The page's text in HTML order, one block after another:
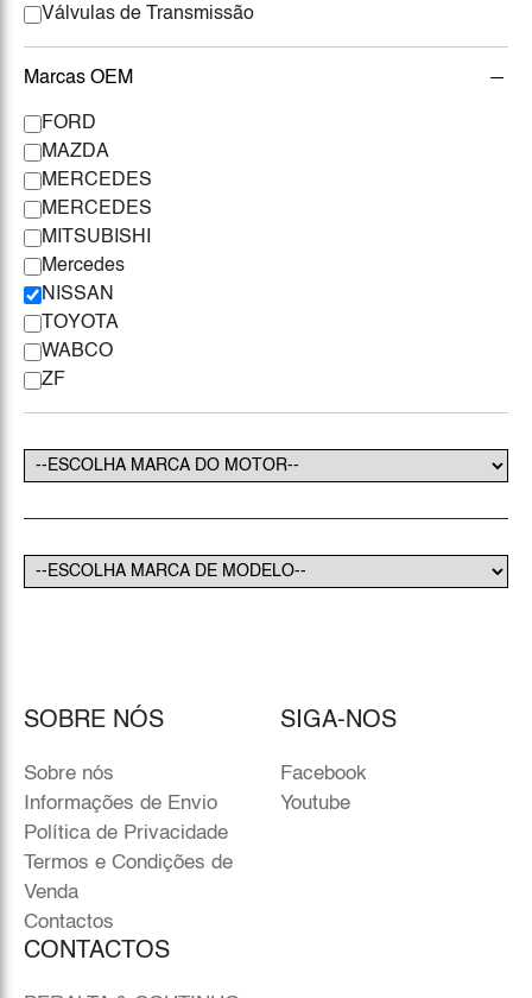
Válvulas de Transmissão
Marcas OEM
FORD
MAZDA
MERCEDES
MERCEDES
MITSUBISHI
Mercedes
NISSAN
TOYOTA
WABCO
ZF
SOBRE NÓS
Sobre nós
Informações de Envio
Política de Privacidade
Termos e Condições de
Venda
Contactos
SIGA-NOS
Facebook
Youtube
CONTACTOS